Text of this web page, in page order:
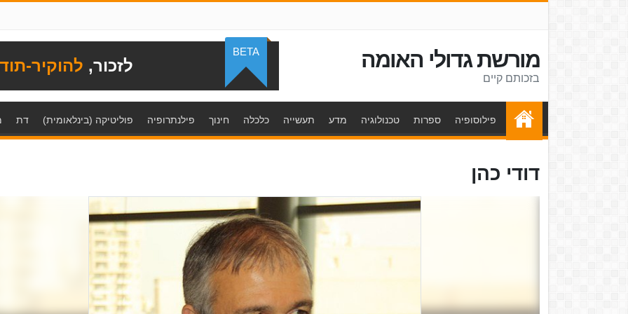
מורשת גדולי האומה
בזכותם קיים
לזכור, להוקיר-
BETA
פילוסופיה ספרות טכנולוגיה מדע תעשייה כלכלה חינוך פילנתרופיה פוליטיקה (בינלאומית) דת
דודי כהן